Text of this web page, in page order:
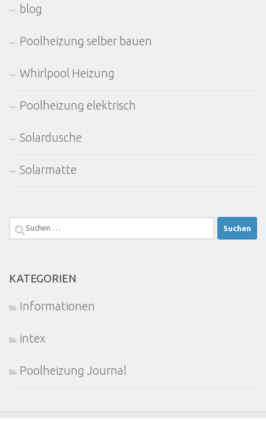
blog
Poolheizung selber bauen
Whirlpool Heizung
Poolheizung elektrisch
Solardusche
Solarmatte
Suchen
KATEGORIEN
Informationen
intex
Poolheizung Journal